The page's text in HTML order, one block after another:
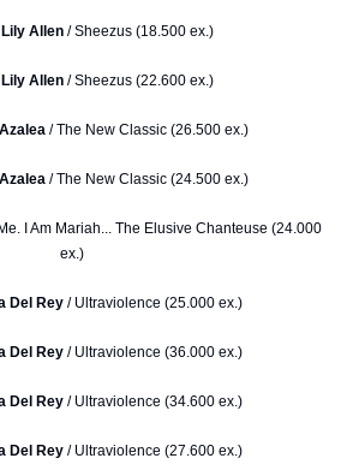
Lily Allen/ Sheezus (18.500 ex.)
Lily Allen/ Sheezus (22.600 ex.)
/ The New Classic (26.500 ex.)
/ The New Classic (24.500 ex.)
I Am Mariah... The Elusive Chanteuse (24.000
ex.)
Del Rey/ Ultraviolence (25.000 ex.)
Del Rey / Ultraviolence (36.000 ex.)
Del Rey/ Ultraviolence (34.600 ex.)
Del Rey / Ultraviolence (27.600 ex.)